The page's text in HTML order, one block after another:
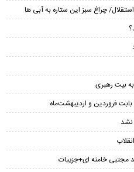
چراغ سبز این ستاره به آبی ها
فروردین و اردیبهشت‌ماه
مجتبی خامنه ای+جزییات